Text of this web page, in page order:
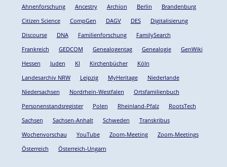
Ahnenforschung Ancestry Archion Berlin
Brandenburg
Citizen Science
CompGen DAGV DES
Digitalisierung
Discourse
DNA Familienforschung
FamilySearch
Frankreich
GEDCOM Genealogentag Genealogie
GenWiki
Hessen
Juden KI Kirchenbücher
Köln
Landesarchiv NRW
Leipzig MyHeritage
Niederlande
Niedersachsen
Nordrhein-Westfalen
Ortsfamilienbuch
Personenstandsregister
Polen Rheinland-Pfalz
RootsTech
Sachsen
Sachsen-Anhalt Schweden
Transkribus
Wochenvorschau
YouTube Zoom-Meeting
Zoom-Meetings
Österreich
Österreich-Ungarn